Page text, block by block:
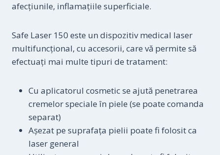
afecţiunile, inflamaţiile superficiale.
Safe Laser 150 este un dispozitiv medical laser
multifuncțional, cu accesorii, care vă permite să
efectuați mai multe tipuri de tratament:
Cu aplicatorul cosmetic se ajută penetrarea
cremelor speciale în piele (se poate comanda
separat)
Așezat pe suprafața pielii poate fi folosit ca
laser general